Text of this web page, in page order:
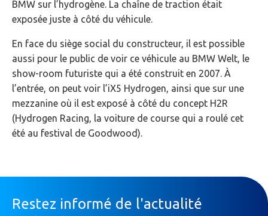
BMW sur l’hydrogène. La chaîne de traction était
exposée juste à côté du véhicule.
En face du siège social du constructeur, il est possible
aussi pour le public de voir ce véhicule au BMW Welt, le
show-room futuriste qui a été construit en 2007. À
l’entrée, on peut voir l’iX5 Hydrogen, ainsi que sur une
mezzanine où il est exposé à côté du concept H2R
(Hydrogen Racing, la voiture de course qui a roulé cet
été au festival de Goodwood).
Restez informé de l'actualité